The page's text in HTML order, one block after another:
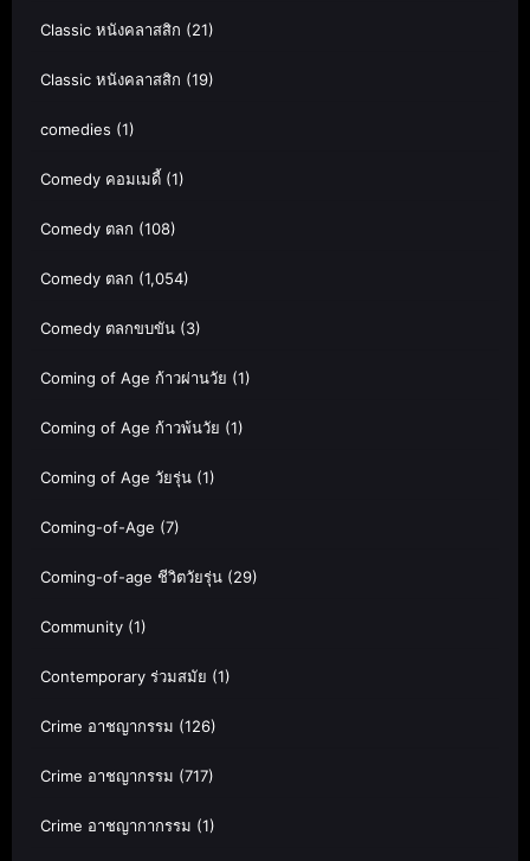
Classic หนังคลาสสิก (21)
Classic หนังคลาสสิก (19)
comedies (1)
Comedy คอมเมดี้ (1)
Comedy ตลก (108)
Comedy ตลก (1,054)
Comedy ตลกขบขัน (3)
Coming of Age ก้าวผ่านวัย (1)
Coming of Age ก้าวพ้นวัย (1)
Coming of Age วัยรุ่น (1)
Coming-of-Age (7)
Coming-of-age ชีวิตวัยรุ่น (29)
Community (1)
Contemporary ร่วมสมัย (1)
Crime อาชญากรรม (126)
Crime อาชญากรรม (717)
Crime อาชญากากรรม (1)